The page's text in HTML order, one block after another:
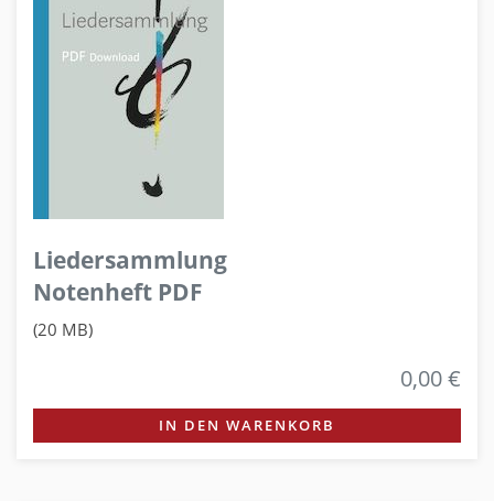
Liedersammlung
Notenheft PDF
(20 MB)
0,00 €
IN DEN WARENKORB